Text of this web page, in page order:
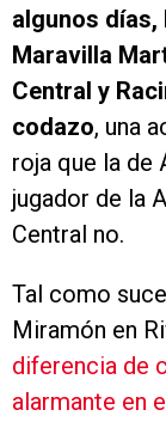
algunos días,
Maravilla
Central y
codazo, una
roja que la de
jugador de la
Central no.
Tal como
Miramón en
diferencia de
alarmante en